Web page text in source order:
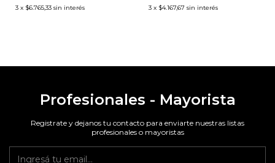
3 x $6.765,33 sin interés
3 x $4.167,67 sin interés
Profesionales - Mayorista
Registrate y dejanos tu contacto para enviarte nuestras listas
profesionales o mayoristas